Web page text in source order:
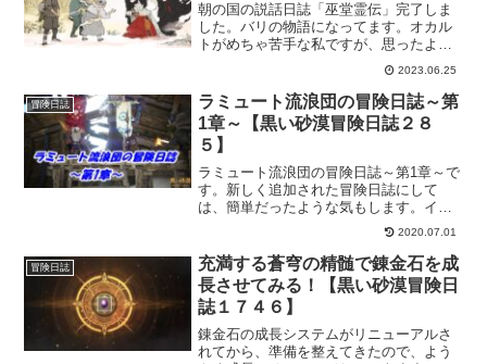
朝の国の説話日誌「巫堂霊伝」完了しま
した。バリの物語になってます。オカル
トがめちゃ苦手な私ですが、思ったより
だいじょぶでしたｗこういう話って物悲
しいっていうのはあるある。巫堂霊であ
るバリの話も想像通りに悲しいお話でし
た。
2023.06.25
冒険日誌
ラミュート流浪団の冒険日誌～第
1章～【黒い砂漠冒険日誌２８
５】
ラミュート流浪団の冒険日誌～第1章～で
す。新しく追加された冒険日誌にして
は、簡単だったような気もします。イベ
ントありきなところもあると思うので難
しくても困りますけどｗそんな感じでサ
クッとラミュート流浪団の冒険日誌第1章
完了しました。
2020.07.01
冒険日誌
充満する蒼穹の精髄で錬金石を成
長させてみる！【黒い砂漠冒険日
誌１７４６】
錬金石の成長システムがリニューアルさ
れてから、準備を整えてきたので、よう